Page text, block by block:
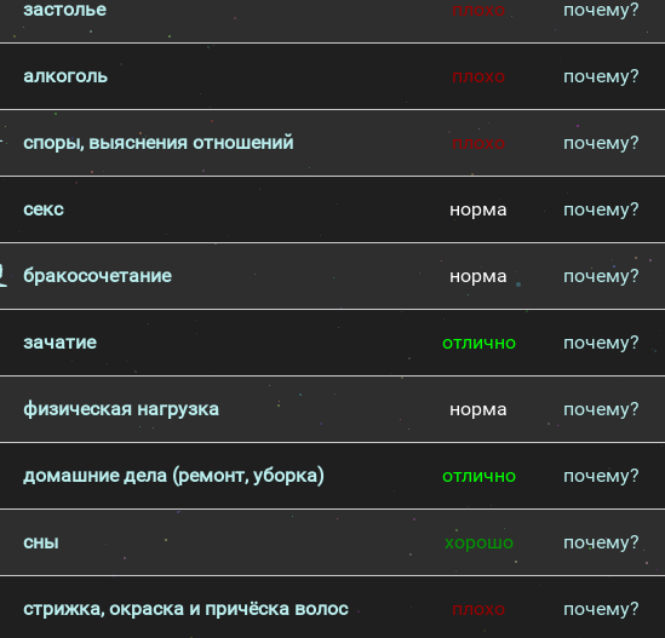
застолье плохо почему?
алкоголь плохо почему?
споры, выяснения отношений плохо почему?
секс норма почему?
бракосочетание норма почему?
зачатие отлично почему?
физическая нагрузка норма почему?
домашние дела (ремонт, уборка) отлично почему?
сны хорошо почему?
стрижка, окраска и причёска волос плохо почему?